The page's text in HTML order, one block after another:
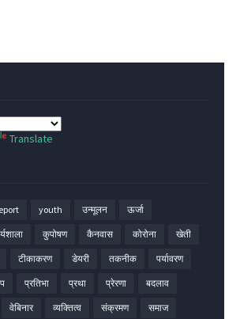
Translate
youth उन्मूलन ऊर्जा
कुपोषण कैनवास कोरोना खेती
टीकाकरण डेयरी तकनीक पर्यावरण
प्रतिभा प्रथा प्रेरणा बदलाव
वेबिनार व्यक्तित्व संक्रमण समाज